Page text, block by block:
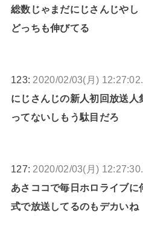
総数じゃまだにじさんじやし
どっちも伸びてる
123: 2020/02/03(月)
にじさんじの新人初回放送
ってないしもう駄目だろ
127: 2020/02/03(月)
あさココで毎日ホロライブ
式で放送してるのもデカいね